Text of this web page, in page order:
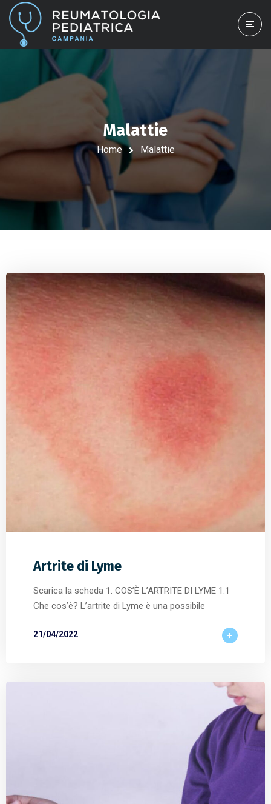
Malattie
Home Malattie
Artrite di Lyme
Scarica la scheda 1. COS’È L’ARTRITE DI LYME 1.1
Che cos’è? L’artrite di Lyme è una possibile
21/04/2022